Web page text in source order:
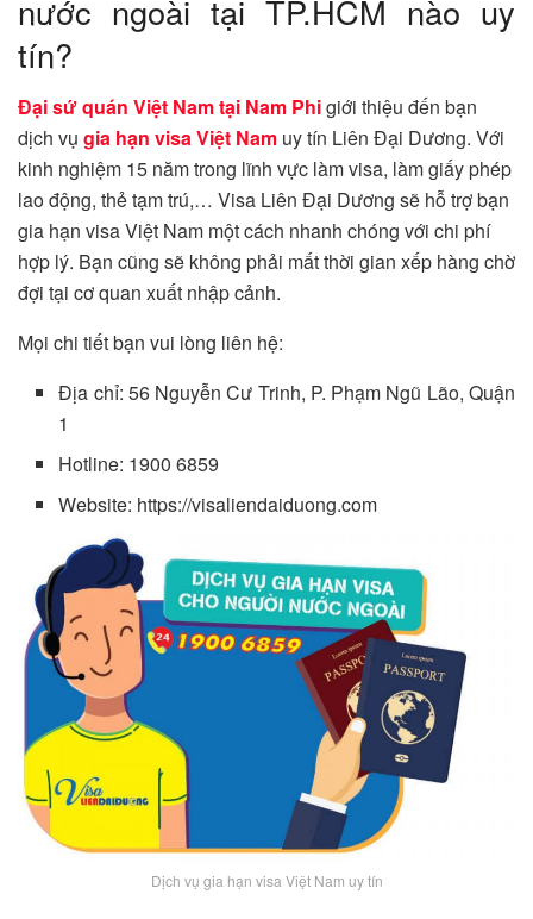
nước ngoài tại TP.HCM nào uy
tín?
Đại sứ quán Việt Nam tại Nam Phigiới thiệu đến bạn
dịch vụ gia hạn visa Việt Nam uy tín Liên Đại Dương. Với
kinh nghiệm 15 năm trong lĩnh vực làm visa, làm giấy phép
lao động, thẻ tạm trú,… Visa Liên Đại Dương sẽ hỗ trợ bạn
gia hạn visa Việt Nam một cách nhanh chóng với chi phí
hợp lý. Bạn cũng sẽ không phải mất thời gian xếp hàng chờ
đợi tại cơ quan xuất nhập cảnh.
Mọi chi tiết bạn vui lòng liên hệ:
Địa chỉ: 56 Nguyễn Cư Trinh, P. Phạm Ngũ Lão, Quận
1
Hotline: 1900 6859
Website: https://visaliendaiduong.com
Dịch vụ gia hạn visa Việt Nam uy tín